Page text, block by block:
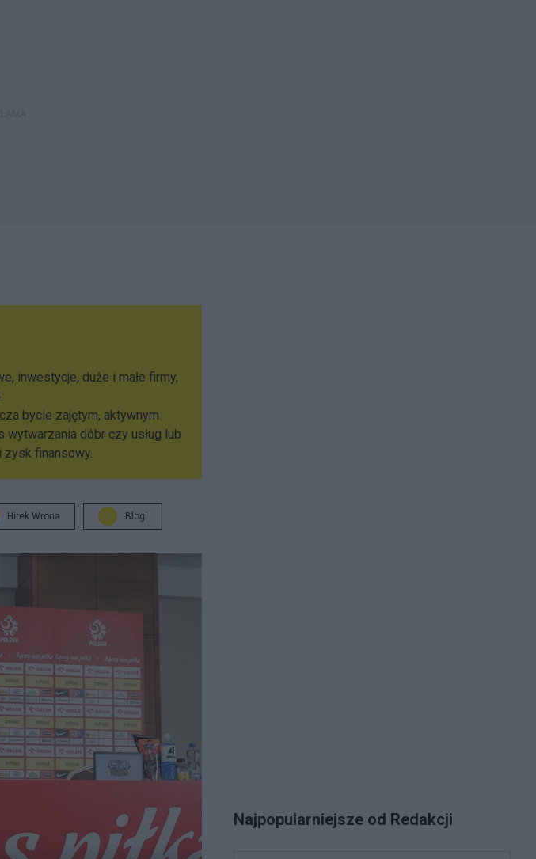
inwestycje, duże i małe firmy,
.
bycie zajętym, aktywnym.
dóbr czy usług lub
zysk finansowy.
Hirek Wrona Blogi
Najpopularniejsze od Redakcji